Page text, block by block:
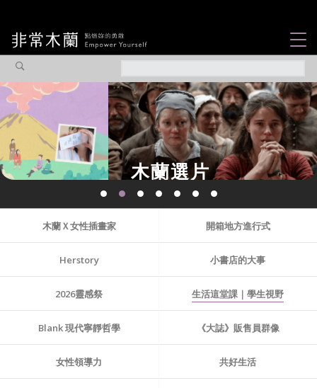
觀點專欄
焦點企劃
社會企業
認識我們
木蘭選片
木蘭Ｘ女性插畫家 開箱地方進行式
Herstory 小書店的大事
2026靈感祭 生活這堂課｜學生視野
Blank 現代寧靜哲學 《大誌》販售員群像
女性領導力 共好生活